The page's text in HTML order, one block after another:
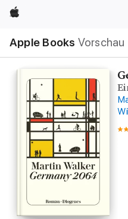
Apple
Apple Books Vorschau
Navigation
Menü
öffnen